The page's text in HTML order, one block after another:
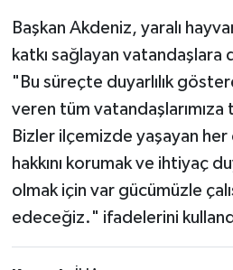
Başkan Akdeniz, yaralı
katkı sağlayan
"Bu süreçte duyarlılık
veren tüm
Bizler ilçemizde yaşayan her
hakkını korumak ve ihtiyaç
olmak için var gücümüzle
edeceğiz." ifadelerini